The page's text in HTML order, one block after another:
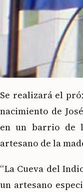
Se realizará el
nacimiento de
en un barrio de
artesano de la
“La Cueva del
un artesano